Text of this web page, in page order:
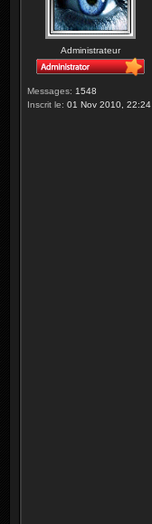
Administrateur
Messages: 1548
Inscrit le: 01 Nov 2010, 22:24